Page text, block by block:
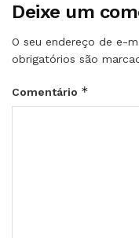
Deixe um
O seu endereço de e-
obrigatórios são
Comentário *